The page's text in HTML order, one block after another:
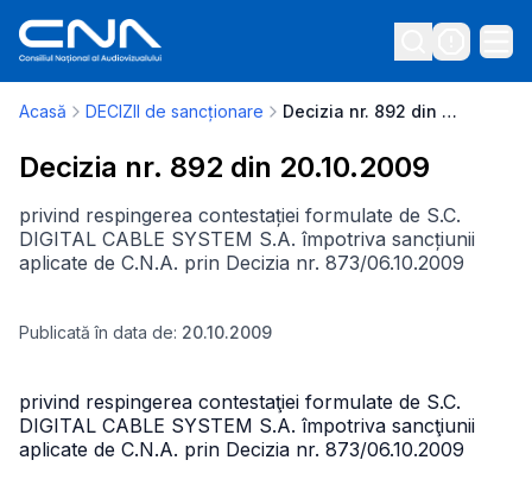
Acasă DECIZII de sancționare Decizia nr. 892 din 20.10.2009
Decizia nr. 892 din 20.10.2009
privind respingerea contestației formulate de S.C.
DIGITAL CABLE SYSTEM S.A. împotriva sancțiunii
aplicate de C.N.A. prin Decizia nr. 873/06.10.2009
Publicată în data de: 20.10.2009
privind respingerea contestaţiei formulate de S.C.
DIGITAL CABLE SYSTEM S.A. împotriva sancţiunii
aplicate de C.N.A. prin Decizia nr. 873/06.10.2009